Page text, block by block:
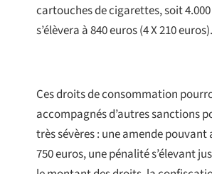
cartouches de cigarettes, soit
s’élèvera à 840 euros (4 X 210 euros).
Ces droits de consommation
accompagnés d’autres sanctions
très sévères : une amende pouvant
750 euros, une pénalité s’élevant